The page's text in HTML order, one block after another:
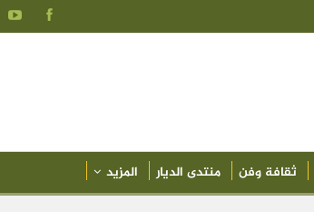
ثقافة وفن منتدى الديار المزيد